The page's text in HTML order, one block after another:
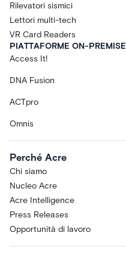
Rilevatori sismici
Lettori multi-tech
VR Card Readers
PIATTAFORME ON-PREMISE
Access It!
DNA Fusion
ACTpro
Omnis
Perché Acre
Chi siamo
Nucleo Acre
Acre Intelligence
Press Releases
Opportunità di lavoro